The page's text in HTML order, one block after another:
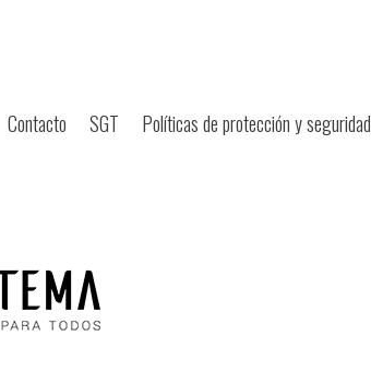
Contacto SGT Políticas de protección y seguridad